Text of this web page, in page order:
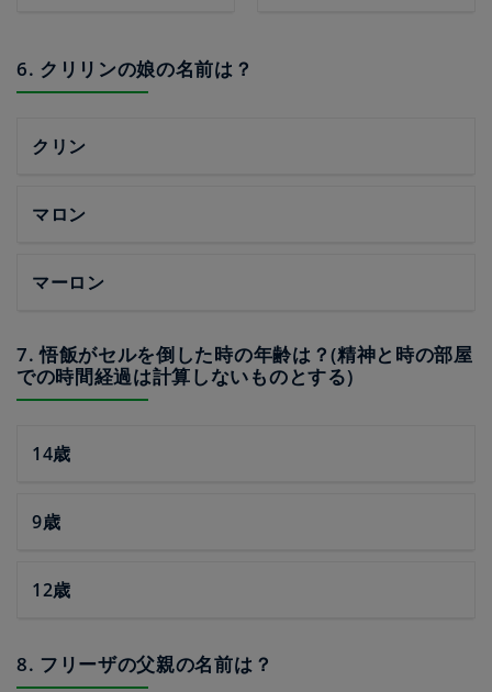
6. クリリンの娘の名前は？
クリン
マロン
マーロン
7. 悟飯がセルを倒した時の年齢は？(精神と時の部屋
での時間経過は計算しないものとする)
14歳
9歳
12歳
8. フリーザの父親の名前は？